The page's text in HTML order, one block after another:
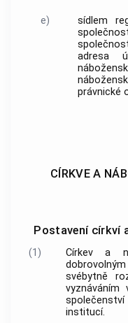
e) sídlem
adresa
právnické
CÍRKVE A
Postavení církví
(1) Církev a
svébytně
vyznáváním
institucí.